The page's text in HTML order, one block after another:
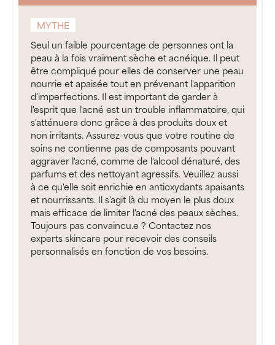
MYTHE
Seul un faible pourcentage de personnes ont la
peau à la fois vraiment sèche et acnéique. Il peut
être compliqué pour elles de conserver une peau
nourrie et apaisée tout en prévenant l'apparition
d'imperfections. Il est important de garder à
l'esprit que l'acné est un trouble inflammatoire, qui
s'atténuera donc grâce à des produits doux et
non irritants. Assurez-vous que votre routine de
soins ne contienne pas de composants pouvant
aggraver l'acné, comme de l'alcool dénaturé, des
parfums et des nettoyant agressifs. Veuillez aussi
à ce qu'elle soit enrichie en antioxydants apaisants
et nourrissants. Il s'agit là du moyen le plus doux
mais efficace de limiter l'acné des peaux sèches.
Toujours pas convaincu.e ? Contactez nos
experts skincare pour recevoir des conseils
personnalisés en fonction de vos besoins.